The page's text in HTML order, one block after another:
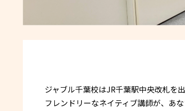
ジャブル千葉校はJR千葉駅中央改札を
フレンドリーなネイティブ講師が、あ